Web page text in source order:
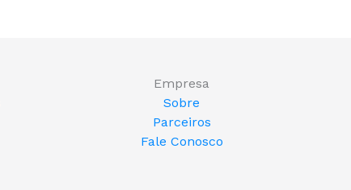
Empresa
Sobre
Parceiros
Fale Conosco